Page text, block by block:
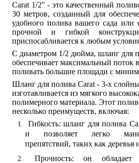
Carat 1/2" - это качественный
30 метров, созданный для
удобного полива вашего сада или
прочной и гибкой
приспосабливается к любым
С диаметром 1/2 дюйма, шланг для
обеспечивает максимальный поток
поливать большие площади с
Шланг для полива Carat - 3-х
изготавливается из мягкого
полимерного материала. Этот
несколько преимуществ, включая:
и позволяет легко
препятствий, таких как деревья
Прочность: он обладает высокой степенью